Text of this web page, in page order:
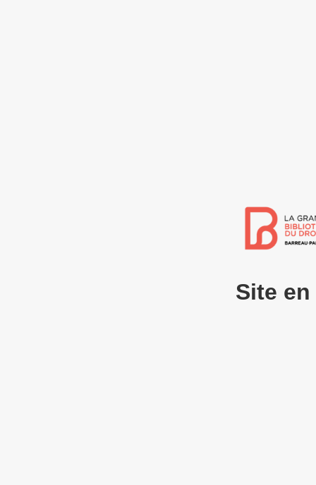
Site